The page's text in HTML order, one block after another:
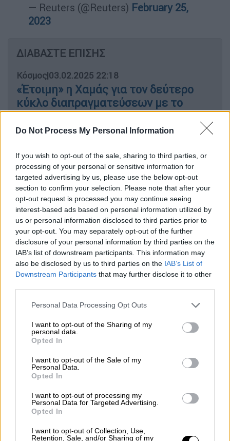
Do Not Process My Personal Information
If you wish to opt-out of the sale, sharing to third parties, or
processing of your personal or sensitive information for
targeted advertising by us, please use the below opt-out
section to confirm your selection. Please note that after your
opt-out request is processed you may continue seeing
interest-based ads based on personal information utilized by
us or personal information disclosed to third parties prior to
your opt-out. You may separately opt-out of the further
disclosure of your personal information by third parties on the
IAB’s list of downstream participants. This information may
also be disclosed by us to third parties on the IAB’s List of
Downstream Participants that may further disclose it to other
Please note that this website/app uses one or more Google
not limited to your visit or usage behaviour. You may click to
grant or deny consent to Google and its third-party tags to
use your data for below specified purposes in below Google
consent section.
Personal Data Processing Opt Outs
I want to opt-out of the Sharing of my
personal data.
Opted In
I want to opt-out of the Sale of my
Personal Data.
Opted In
I want to opt-out of processing my
Personal Data for Targeted Advertising.
Opted In
I want to opt-out of Collection, Use,
Retention, Sale, and/or Sharing of my
— Reuters (@Reuters) February 25,
2023
ΔΙΑΒΑΣΤΕ ΕΠΙΣΗΣ
Κόσμος|03.02.2025 22:18
«Έτοιμη» η Χαμάς για τον δεύτερο
κύκλο διαπραγματεύσεων με το
Ισραήλ
Ο Τραμπ υποδέχεται τον Νετανιάχου:
Στο τραπέζι το μέλλον της
εκεχειρίας στη Γάζα
Σύμφωνα με τον υπουργό Εξωτερικών των
ΗΠΑ Μάρκο Ρούμπιο, η πρόταση αυτή
περιλαμβάνει «Αμερικανούς υπηκόουςκαι
ανθρώπους μεάδεια παραμονής» στις ΗΠΑ.
«Καμιά άλλη χώρα δεν είχε κάνει ποτέ
τέτοια φιλική προσφορά», σημείωσε ο νέος
μετά την τρίωρη συνάντησή του με τον κ.
Μπουκέλε. «Του είμαστε βαθιά
Μίλησα με τον πρόεδρο (Ντόναλντ) Τραμπ»,
πρόσθεσε.
Τι θα γίνει με τους Αμερικανούς
υπήκοους
Ο Ρούμπιο αναφέρθηκε ιδίως σε